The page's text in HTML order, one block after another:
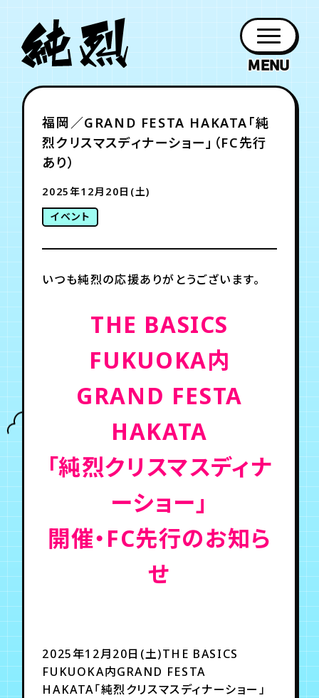
お知らせ
NEWS
日程
SCHEDULE
チケット
TICKET
紹介
PROFILE
作品
DISCOGRAPHY
日記
BLOG
グッズ
GOODS
ホーム
HOME
ファン
クラブ
年会員制ファンクラブ
会員登録 ログイン
チケット
TICKET
お知らせ
FC NEWS
ムービー
MOVIE
会員登録 ログイン
会員登録 ログイン
チケット
FC TICKET
お知らせ
月会員制ファンクラブ
福岡／GRAND FESTA HAKATA「純
烈クリスマスディナーショー」（FC先行
あり）
2025年12月20日(土)
イベント
いつも純烈の応援ありがとうございます。
THE BASICS
FUKUOKA内
GRAND FESTA
HAKATA
「純烈クリスマスディナ
ーショー」
開催・FC先行のお知ら
せ
2025年12月20日(土)THE BASICS
FUKUOKA内GRAND FESTA
HAKATA「純烈クリスマスディナーショー」